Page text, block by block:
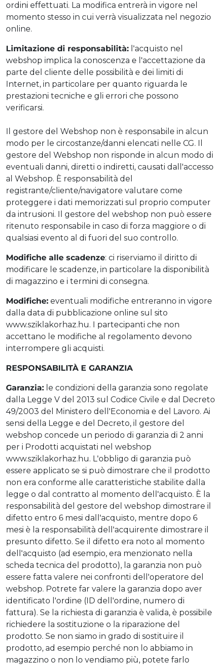
ordini effettuati. La modifica entrerà in vigore nel
momento stesso in cui verrà visualizzata nel negozio
online.
Limitazione di responsabilità: l'acquisto nel
webshop implica la conoscenza e l'accettazione da
parte del cliente delle possibilità e dei limiti di
Internet, in particolare per quanto riguarda le
prestazioni tecniche e gli errori che possono
verificarsi.
Il gestore del Webshop non è responsabile in alcun
modo per le circostanze/danni elencati nelle CG. Il
gestore del Webshop non risponde in alcun modo di
eventuali danni, diretti o indiretti, causati dall'accesso
al Webshop. È responsabilità del
registrante/cliente/navigatore valutare come
proteggere i dati memorizzati sul proprio computer
da intrusioni. Il gestore del webshop non può essere
ritenuto responsabile in caso di forza maggiore o di
qualsiasi evento al di fuori del suo controllo.
Modifiche alle scadenze: ci riserviamo il diritto di
modificare le scadenze, in particolare la disponibilità
di magazzino e i termini di consegna.
Modifiche: eventuali modifiche entreranno in vigore
dalla data di pubblicazione online sul sito
www.sziklakorhaz.hu. I partecipanti che non
accettano le modifiche al regolamento devono
interrompere gli acquisti.
RESPONSABILITÀ E GARANZIA
Garanzia: le condizioni della garanzia sono regolate
dalla Legge V del 2013 sul Codice Civile e dal Decreto
49/2003 del Ministero dell'Economia e del Lavoro. Ai
sensi della Legge e del Decreto, il gestore del
webshop concede un periodo di garanzia di 2 anni
per i Prodotti acquistati nel webshop
www.sziklakorhaz.hu. L'obbligo di garanzia può
essere applicato se si può dimostrare che il prodotto
non era conforme alle caratteristiche stabilite dalla
legge o dal contratto al momento dell'acquisto. È la
responsabilità del gestore del webshop dimostrare il
difetto entro 6 mesi dall'acquisto, mentre dopo 6
mesi è la responsabilità dell'acquirente dimostrare il
presunto difetto. Se il difetto era noto al momento
dell'acquisto (ad esempio, era menzionato nella
scheda tecnica del prodotto), la garanzia non può
essere fatta valere nei confronti dell'operatore del
webshop. Potrete far valere la garanzia dopo aver
identificato l'ordine (ID dell'ordine, numero di
fattura). Se la richiesta di garanzia è valida, è possibile
richiedere la sostituzione o la riparazione del
prodotto. Se non siamo in grado di sostituire il
prodotto, ad esempio perché non lo abbiamo in
magazzino o non lo vendiamo più, potete farlo